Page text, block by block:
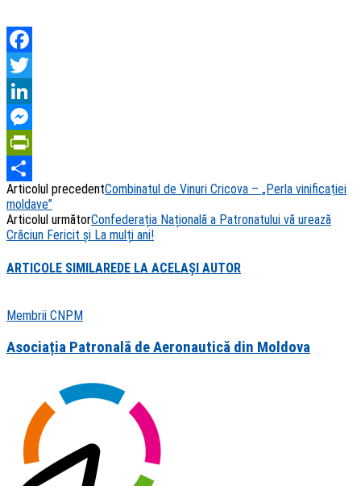
Facebook
Twitter
LinkedIn
Messenger
PrintFriendly
Share
Articolul precedentCombinatul de Vinuri Cricova – „Perla vinificaţiei
moldave”
Articolul următorConfederația Națională a Patronatului vă urează
Crăciun Fericit și La mulți ani!
ARTICOLE SIMILAREDE LA ACELAȘI AUTOR
Membrii CNPM
Asociația Patronală de Aeronautică din Moldova